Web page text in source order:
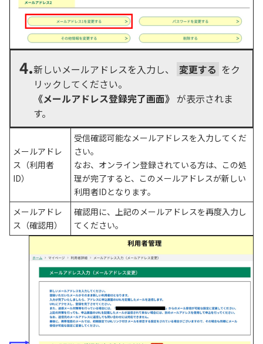
4.新しいメールアドレスを入力し、 変更する をク
リックしてください。
《メールアドレス登録完了画面》 が表示されま
す。
メールアドレ
ス（利用者
ID）
受信確認可能なメールアドレスを入力してくだ
さい。
なお、オンライン登録されている方は、この処
理が完了すると、このメールアドレスが新しい
利用者IDとなります。
メールアドレ
ス（確認用）
確認用に、上記のメールアドレスを再度入力し
てください。